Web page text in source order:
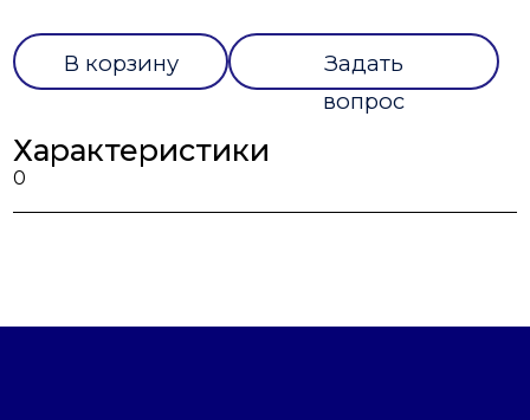
В корзину
Задать
вопрос
Характеристики
0